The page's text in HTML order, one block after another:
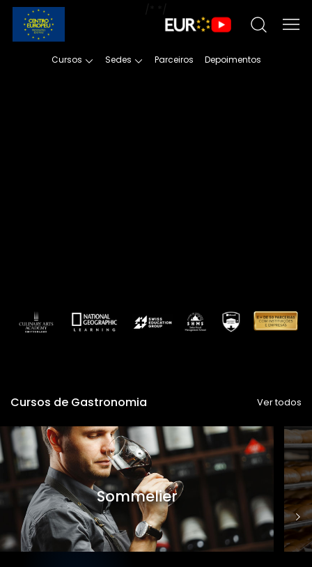
Cursos Sedes Parceiros Depoimentos
/* */
Cursos de Gastronomia Ver todos
Sommelier